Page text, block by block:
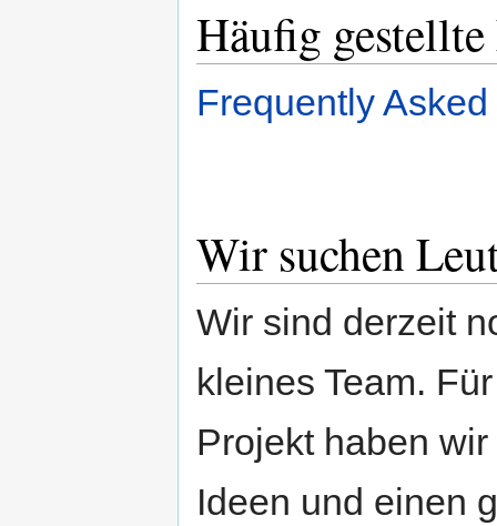
Häufig gestellte
Frequently
Wir suchen
Wir sind derzeit
kleines Team.
Projekt haben
Ideen und einen